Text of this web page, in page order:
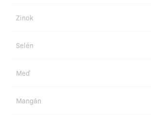
Zinok
Selén
Meď
Mangán